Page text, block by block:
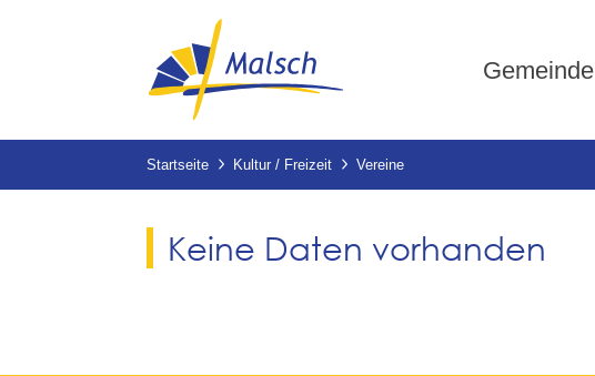
Gemeinde
Startseite Kultur / Freizeit Vereine
Keine Daten vorhanden